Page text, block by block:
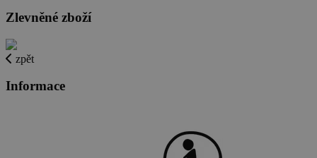
Zlevněné zboží
zpět
Informace